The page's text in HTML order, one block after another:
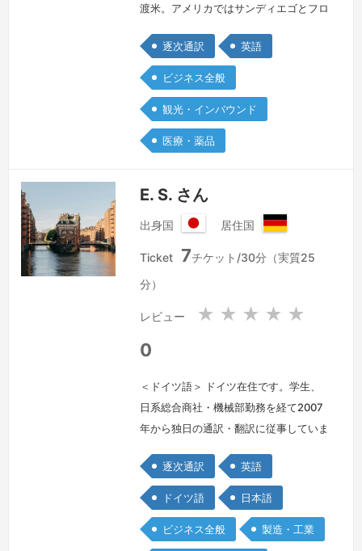
渡米。アメリカではサンディエゴとフロ
日英翻訳を行っておりました。日本に戻
ってからは外資系企業にて通訳及び営業
管理職を長年行っていたので、ビジネス
交渉など高度な駆け引きが必要な会話も
得意です。続きを見る »
逐次通訳 英語
ビジネス全般
観光・インバウンド
医療・薬品
E. S. さん
出身国
本
居住国
イ
邦
Ticket 7チケット/30分（実質25
分）
レビュー ★ ★ ★ ★ ★
0
＜ドイツ語＞ ドイツ在住です。学生、
日系総合商社・機械部勤務を経て2007
年から独日の通訳・翻訳に従事していま
アNo.1」の技術力を誇るメーカー様が
多いため、自然と産業技術系が中心とな
り、また得意分野でもありますが、幅広
いお仕事に対応しています。続きを見
逐次通訳 英語
ドイツ語 日本語
ビジネス全般 製造・工業